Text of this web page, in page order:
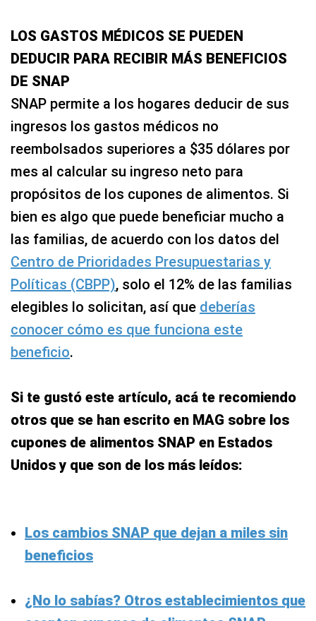
LOS GASTOS MÉDICOS SE PUEDEN
DEDUCIR PARA RECIBIR MÁS BENEFICIOS
DE SNAP
SNAP permite a los hogares deducir de sus
ingresos los gastos médicos no
reembolsados superiores a $35 dólares por
mes al calcular su ingreso neto para
propósitos de los cupones de alimentos. Si
bien es algo que puede beneficiar mucho a
las familias, de acuerdo con los datos del
Centro de Prioridades Presupuestarias y
Políticas (CBPP), solo el 12% de las familias
elegibles lo solicitan, así que deberías
conocer cómo es que funciona este
beneficio.
Si te gustó este artículo, acá te recomiendo
otros que se han escrito en MAG sobre los
cupones de alimentos SNAP en Estados
Unidos y que son de los más leídos:
Los cambios SNAP que dejan a miles sin
beneficios
¿No lo sabías? Otros establecimientos que